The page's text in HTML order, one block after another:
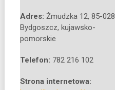
Adres: Żmudzka 12, 85-028
Bydgoszcz, kujawsko-
pomorskie
Telefon: 782 216 102
Strona internetowa: